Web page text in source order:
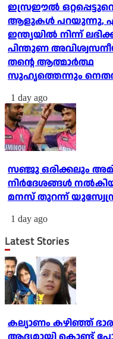
ഇസ്രഈല്‍
ആളുകള്‍ പറയുന്നു,
ഇന്ത്യയില്‍ നിന്ന്
പിന്തുണ
തന്റെ ആത്മാര്‍ത്ഥ
സുഹൃത്തെന്നും
1 day ago
സഞ്ജു ഒരിക്കലും
നിര്‍ദേശങ്ങള്‍
മനസ് തുറന്ന്
1 day ago
Latest Stories
കല്യാണം കഴിഞ്ഞ്